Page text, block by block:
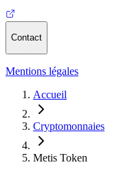
Contact
Mentions légales
Accueil
Cryptomonnaies
Metis Token